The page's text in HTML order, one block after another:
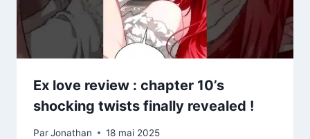
Ex love review : chapter 10’s
shocking twists finally revealed !
ParJonathan 18 mai 2025